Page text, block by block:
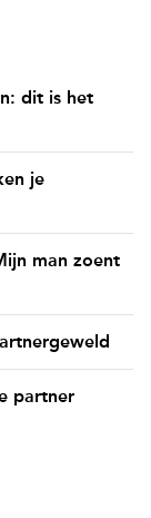
dit is het
je
man zoent
partner